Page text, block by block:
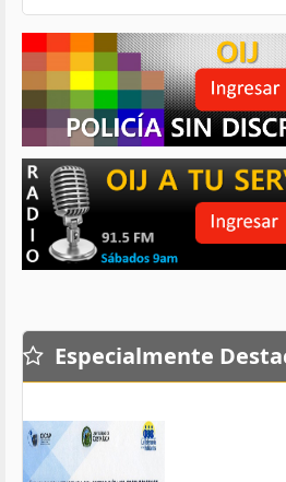
Especialmente